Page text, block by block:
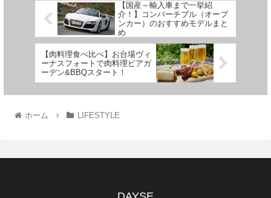
【国産～輸入車まで一挙紹
介！】コンバーチブル（オープ
ンカー）のおすすめモデルまと
め
【肉料理食べ比べ】お台場ヴィ
ーナスフォートで肉料理ビアガ
ーデン&BBQスタート！
ホーム LIFESTYLE